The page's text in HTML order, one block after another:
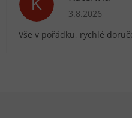
K Hodnocení
3.8.2026
Vše v pořádku, rychlé